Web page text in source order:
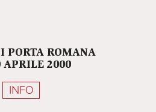
PORTA ROMANA
APRILE 2000
INFO